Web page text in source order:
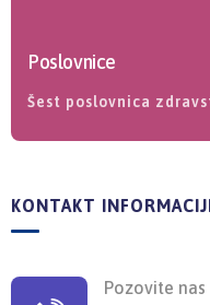
Poslovnice
Šest poslovnica
KONTAKT
Pozovite nas